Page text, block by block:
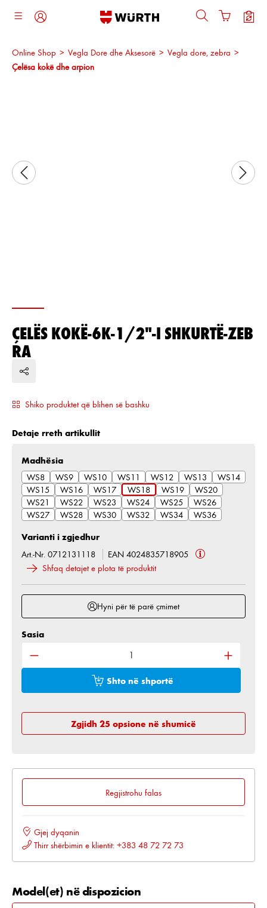
kryesore
Online Shop > Vegla Dore dhe Aksesorë > Vegla dore, zebra >
Çelësa kokë dhe arpion
ÇELËS KOKË-6K-1/2"-I SHKURTË-ZEB
RA
Shiko produktet që blihen së bashku
Detaje rreth artikullit
Zgjidh
Madhësia
WS8
WS9 WS10 WS11 WS12 WS13
WS14
WS15
WS16 WS17 WS18 WS19
WS20
WS21
WS22 WS23 WS24 WS25
WS26
WS27
WS28 WS30 WS32 WS34 WS36
Varianti i zgjedhur
Art.-Nr. 0712131118
EAN 4024835718905
Shfaq detajet e plota të produktit
Hyni për të parë çmimet
Sasia e produktit: Shkruani sasinë e dëshiruar
Sasia
Shto në shportë
Zgjidh 25 opsione në shumicë
Regjistrohu falas
Gjej dyqanin
Thirr shërbimin e klientit: +383 48 72 72 73
Model(et) në dispozicion